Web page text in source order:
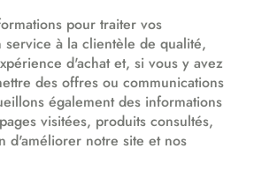
pour traiter vos
à la clientèle de qualité,
d'achat et, si vous y avez
des offres ou communications
également des informations
visitées, produits consultés,
d'améliorer notre site et nos